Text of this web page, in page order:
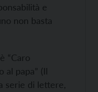
e
non basta
“Caro
al papa” (Il
serie di lettere,